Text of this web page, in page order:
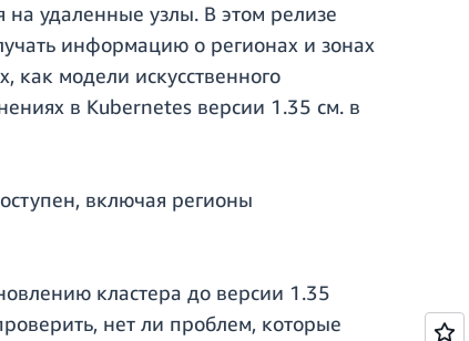
удаленные узлы. В этом релизе
информацию о регионах и зонах
как модели искусственного
в Kubernetes версии 1.35 см. в
включая регионы
кластера до версии 1.35
нет ли проблем, которые